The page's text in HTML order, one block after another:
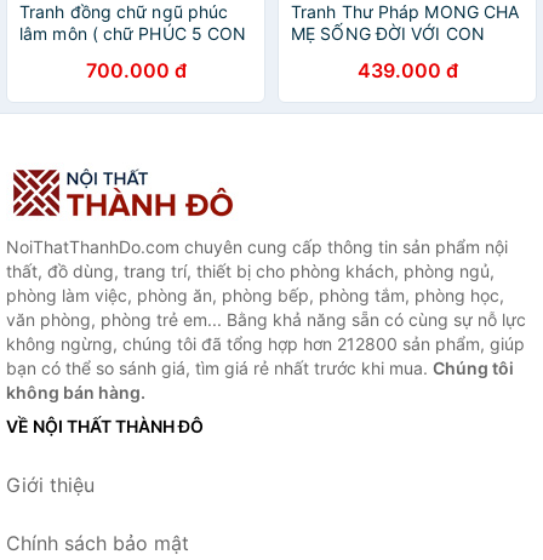
Tranh đồng chữ ngũ phúc
lâm môn ( chữ PHÚC 5 CON
700.000 đ
Tranh Thư Pháp MONG CHA
MẸ SỐNG ĐỜI VỚI CON
Thế Giới Tranh Đẹp
439.000 đ
NoiThatThanhDo.com chuyên cung cấp thông tin sản phẩm nội
thất, đồ dùng, trang trí, thiết bị cho phòng khách, phòng ngủ,
phòng làm việc, phòng ăn, phòng bếp, phòng tắm, phòng học,
văn phòng, phòng trẻ em... Bằng khả năng sẵn có cùng sự nỗ lực
không ngừng, chúng tôi đã tổng hợp hơn 212800 sản phẩm, giúp
bạn có thể so sánh giá, tìm giá rẻ nhất trước khi mua. Chúng tôi
không bán hàng.
VỀ NỘI THẤT THÀNH ĐÔ
Giới thiệu
Chính sách bảo mật